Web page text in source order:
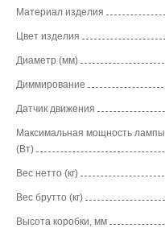
Материал изделия
Цвет изделия
Диаметр (мм)
Диммирование
Датчик движения
Максимальная мощность лампы
(Вт)
Вес нетто (кг)
Вес брутто (кг)
Высота коробки, мм